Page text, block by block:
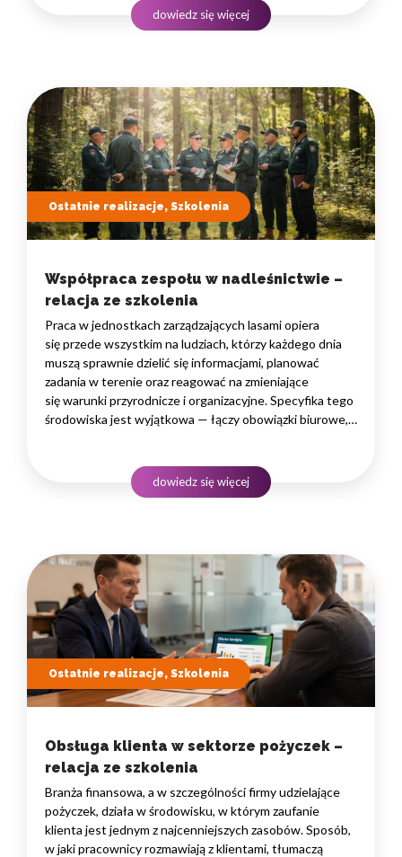
rozwojowego to decyzja strategiczna — wpływa
na wydajność zespołów,…
dowiedz się więcej
Ostatnie realizacje, Szkolenia
Współpraca zespołu w nadleśnictwie –
relacja ze szkolenia
Praca w jednostkach zarządzających lasami opiera
się przede wszystkim na ludziach, którzy każdego dnia
muszą sprawnie dzielić się informacjami, planować
zadania w terenie oraz reagować na zmieniające
się warunki przyrodnicze i organizacyjne. Specyfika tego
środowiska jest wyjątkowa — łączy obowiązki biurowe,
podejmowania decyzji. W takim środowisku
to nie pojedyncze kompetencje, lecz dobrze…
dowiedz się więcej
Ostatnie realizacje, Szkolenia
Obsługa klienta w sektorze pożyczek –
relacja ze szkolenia
Branża finansowa, a w szczególności firmy udzielające
pożyczek, działa w środowisku, w którym zaufanie
klienta jest jednym z najcenniejszych zasobów. Sposób,
w jaki pracownicy rozmawiają z klientami, tłumaczą